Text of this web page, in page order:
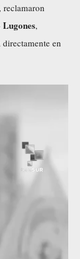
, reclamaron
,
en